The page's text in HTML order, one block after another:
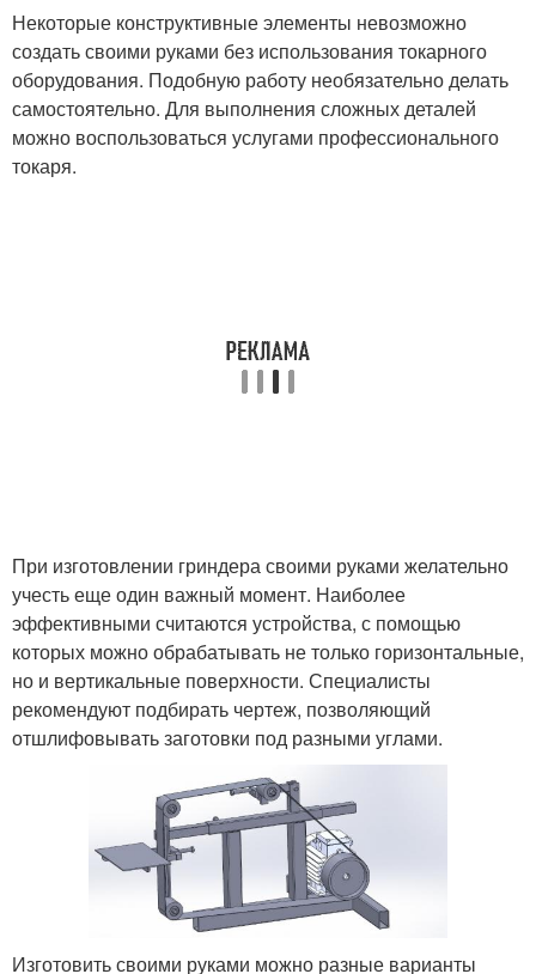
Некоторые конструктивные элементы невозможно
создать своими руками без использования токарного
оборудования. Подобную работу необязательно делать
самостоятельно. Для выполнения сложных деталей
можно воспользоваться услугами профессионального
токаря.
При изготовлении гриндера своими руками желательно
учесть еще один важный момент. Наиболее
эффективными считаются устройства, с помощью
которых можно обрабатывать не только горизонтальные,
но и вертикальные поверхности. Специалисты
рекомендуют подбирать чертеж, позволяющий
отшлифовывать заготовки под разными углами.
Изготовить своими руками можно разные варианты